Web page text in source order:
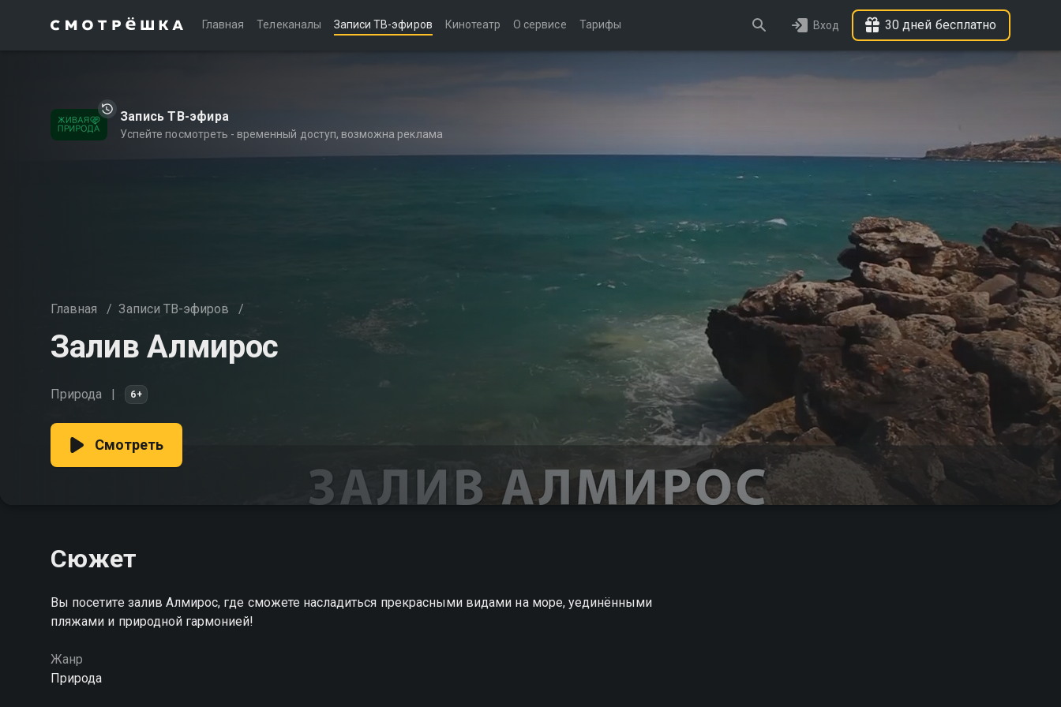
Главная Телеканалы Записи ТВ-эфиров Кинотеатр О сервисе Тарифы Вход 30 дней бесплатно
Запись ТВ-эфира
Успейте посмотреть - временный доступ, возможна реклама
Главная / Записи ТВ-эфиров /
Залив Алмирос
Природа 6+
Смотреть
Сюжет
Вы посетите залив Алмирос, где сможете насладиться прекрасными видами на море, уединёнными
пляжами и природной гармонией!
Жанр
Природа